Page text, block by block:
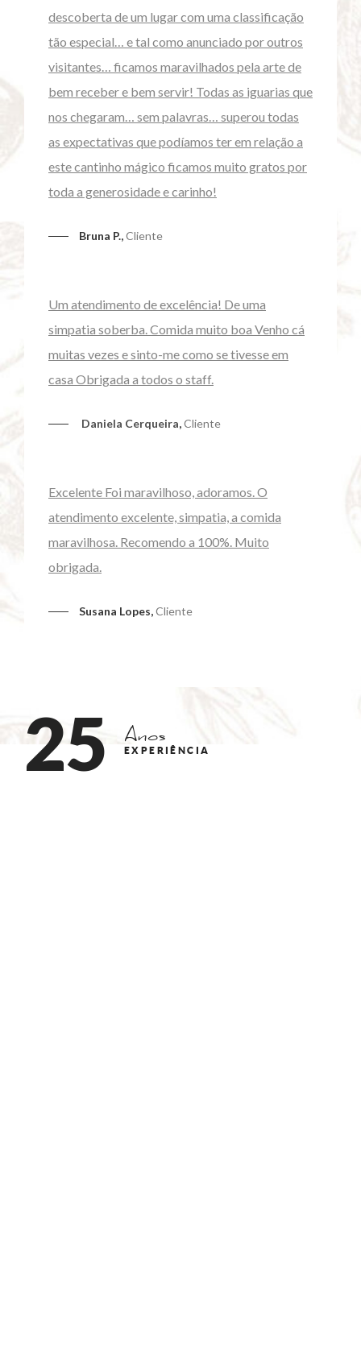
descoberta de um lugar com uma classificação
tão especial… e tal como anunciado por outros
visitantes… ficamos maravilhados pela arte de
bem receber e bem servir! Todas as iguarias que
nos chegaram… sem palavras… superou todas
as expectativas que podíamos ter em relação a
este cantinho mágico ficamos muito gratos por
toda a generosidade e carinho!
Bruna P.,Cliente
Um atendimento de excelência! De uma
simpatia soberba. Comida muito boa Venho cá
muitas vezes e sinto-me como se tivesse em
casa Obrigada a todos o staff.
Daniela Cerqueira,Cliente
Excelente Foi maravilhoso, adoramos. O
atendimento excelente, simpatia, a comida
maravilhosa. Recomendo a 100%. Muito
obrigada.
Susana Lopes,Cliente
25 Anos
EXPERIÊNCIA